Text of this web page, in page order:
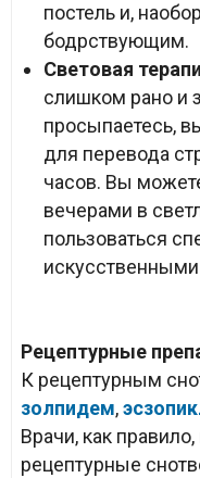
постель и,
бодрствующим.
Световая
слишком рано и
просыпаетесь,
для перевода
часов. Вы
вечерами в
пользоваться
Рецептурные
К рецептурным
золпидем,
Врачи, как
рецептурные